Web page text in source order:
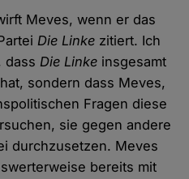
Meves, wenn er das
Die Linke zitiert. Ich
dassDie Linke insgesamt
sondern dass Meves,
Fragen diese
sie gegen andere
durchzusetzen. Meves
bereits mit